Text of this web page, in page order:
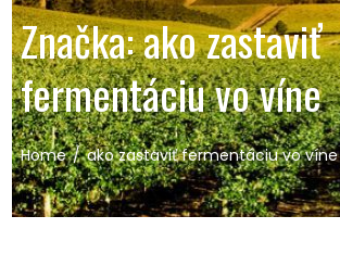
Značka:ako zastaviť
fermentáciu vo víne
Home ako zastaviť fermentáciu vo víne